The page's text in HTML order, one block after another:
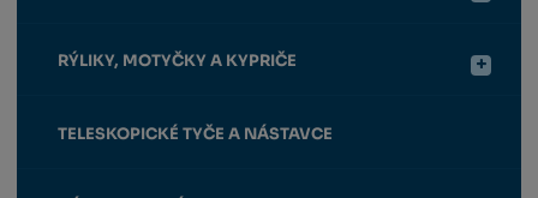
RÝLIKY, MOTYČKY A KYPRIČE
TELESKOPICKÉ TYČE A NÁSTAVCE